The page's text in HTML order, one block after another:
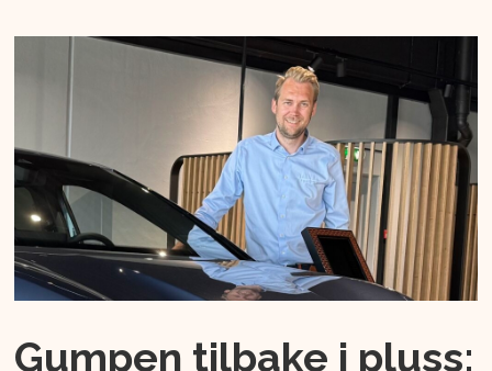
Gumpen tilbake i pluss: